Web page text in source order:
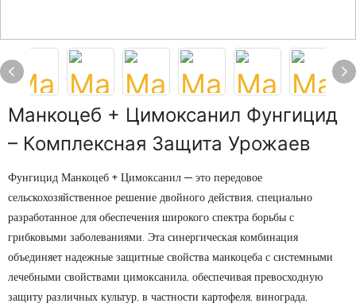
Манкоцеб + Цимоксанил Фунгицид
– Комплексная Защита Урожаев
Фунгицид Манкоцеб + Цимоксанил — это передовое
сельскохозяйственное решение двойного действия, специально
разработанное для обеспечения широкого спектра борьбы с
грибковыми заболеваниями. Эта синергическая комбинация
объединяет надежные защитные свойства манкоцеба с системными
лечебными свойствами цимоксанила, обеспечивая превосходную
защиту различных культур, в частности картофеля, винограда,